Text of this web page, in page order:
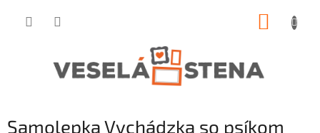
Samolepka Vychádzka so psíkom